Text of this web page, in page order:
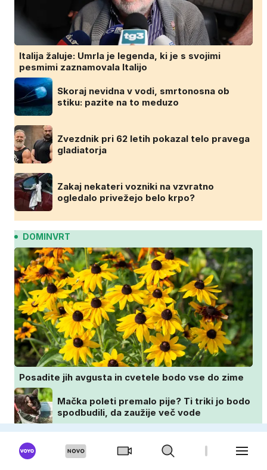
Italija žaluje: Umrla je legenda, ki je s svojimi
pesmimi zaznamovala Italijo
Skoraj nevidna v vodi, smrtonosna ob
stiku: pazite na to meduzo
Zvezdnik pri 62 letih pokazal telo pravega
gladiatorja
Zakaj nekateri vozniki na vzvratno
ogledalo privežejo belo krpo?
DOMINVRT
Posadite jih avgusta in cvetele bodo vse do zime
Mačka poleti premalo pije? Ti triki jo bodo
spodbudili, da zaužije več vode
Izpad elektrike: kaj storiti, da zaščitite
dom, hrano in elektronske naprave